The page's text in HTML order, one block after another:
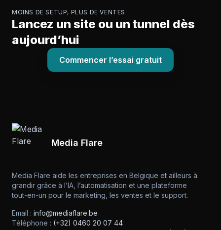
MOINS DE SETUP, PLUS DE VENTES
Lancez un site ou un tunnel dès
aujourd’hui
Commencer l’essai gratuit
Media Flare
Media Flare aide les entreprises en Belgique et ailleurs à
grandir grâce à l’IA, l’automatisation et une plateforme
tout-en-un pour le marketing, les ventes et le support.
Email : info@mediaflare.be
Téléphone : (+32) 0460 20 07 44